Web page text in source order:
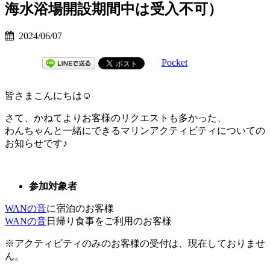
海水浴場開設期間中は受入不可）
2024/06/07
Pocket
皆さまこんにちは☺
さて、かねてよりお客様のリクエストも多かった、
わんちゃんと一緒にできるマリンアクティビティについての
お知らせです♪
参加対象者
WANの音に宿泊のお客様
WANの音日帰り食事をご利用のお客様
※アクティビティのみのお客様の受付は、現在しておりませ
ん。